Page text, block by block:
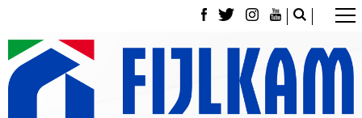
La Federazione
Tesseramento
Contatti
Norme e modulistica Affiliazioni e Tesseramenti